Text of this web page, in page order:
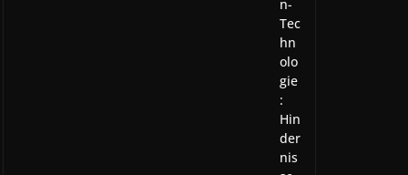
n-
Tec
hn
olo
gie
:
Hin
der
nis